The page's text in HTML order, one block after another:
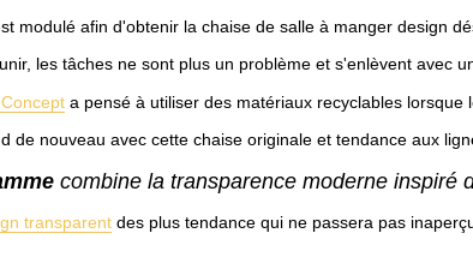
modulé afin d'obtenir la chaise de salle à manger design
les tâches ne sont plus un problème et s'enlèvent avec
a pensé à utiliser des matériaux recyclables lorsque
nouveau avec cette chaise originale et tendance aux
combine la transparence moderne inspiré
transparentdes plus tendance qui ne passera pas